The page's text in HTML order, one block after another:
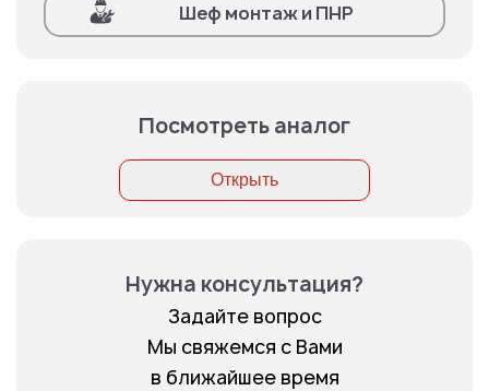
Шеф монтаж и ПНР
Посмотреть аналог
Открыть
Нужна консультация?
Задайте вопрос
Мы свяжемся с Вами
в ближайшее время